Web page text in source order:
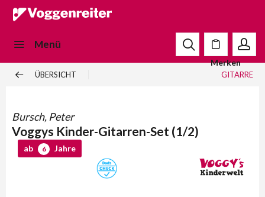
Menü
Merken
ÜBERSICHT GITARRE
Bursch, Peter
Voggys Kinder-Gitarren-Set (1/2)
ab 6 Jahre